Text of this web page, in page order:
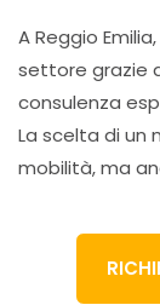
A Reggio
settore grazie
consulenza
La scelta di un
mobilità, ma